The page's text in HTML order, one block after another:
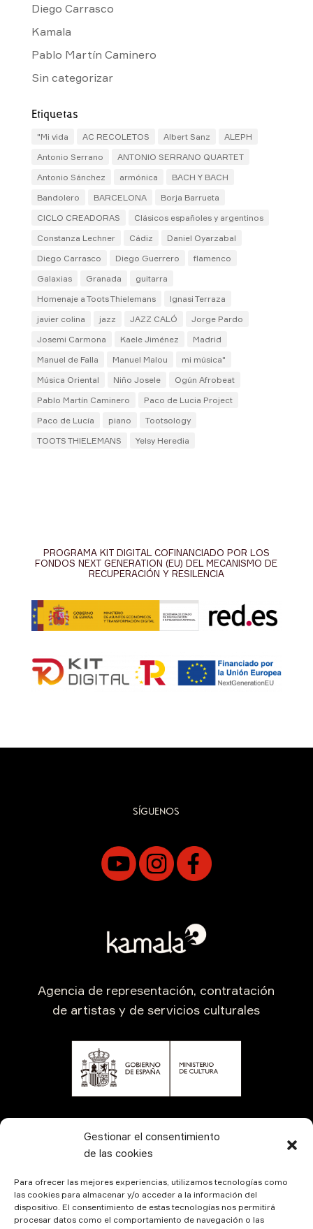
Gestionar el consentimiento
de las cookies
Para ofrecer las mejores experiencias, utilizamos tecnologías como
las cookies para almacenar y/o acceder a la información del
dispositivo. El consentimiento de estas tecnologías nos permitirá
procesar datos como el comportamiento de navegación o las
Diego Carrasco
Kamala
Pablo Martín Caminero
Sin categorizar
Etiquetas
"Mi vida AC RECOLETOS Albert Sanz
ALEPH
Antonio Serrano
ANTONIO SERRANO QUARTET
Antonio Sánchez
armónica
BACH Y BACH
Bandolero
BARCELONA
Borja Barrueta
CICLO CREADORAS
Clásicos españoles y argentinos
Constanza Lechner
Cádiz
Daniel Oyarzabal
Diego Carrasco
Diego Guerrero
flamenco
Galaxias
Granada
guitarra
Homenaje a Toots Thielemans
Ignasi Terraza
javier colina
jazz JAZZ CALÓ
Jorge Pardo
Josemi Carmona
Kaele Jiménez
Madrid
Manuel de Falla
Manuel Malou
mi música"
Música Oriental
Niño Josele
Ogún Afrobeat
Pablo Martín Caminero
Paco de Lucia Project
Paco de Lucía
piano
Tootsology
TOOTS THIELEMANS
Yelsy Heredia
PROGRAMA KIT DIGITAL COFINANCIADO POR LOS
FONDOS NEXT GENERATION (EU) DEL MECANISMO DE
RECUPERACIÓN Y RESILENCIA
SÍGUENOS
Agencia de representación, contratación
de artistas y de servicios culturales